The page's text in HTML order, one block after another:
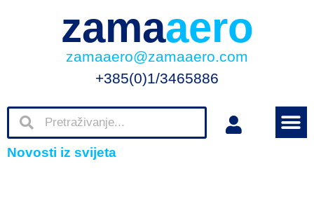
zamaaero
zamaaero@zamaaero.com
+385(0)1/3465886
Novosti iz svijeta